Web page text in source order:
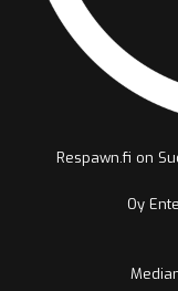
Respawn.fi on
Oy